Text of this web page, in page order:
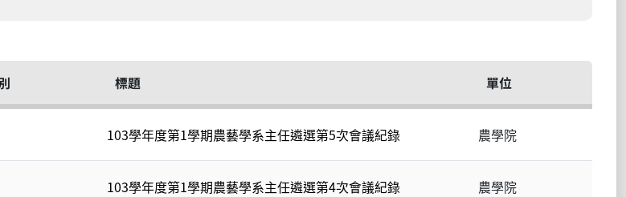
標題 單位
103學年度第1學期農藝學系主任遴選第5次會議紀錄 農學院
103學年度第1學期農藝學系主任遴選第4次會議紀錄 農學院